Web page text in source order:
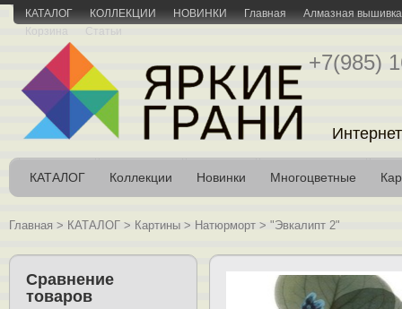
КАТАЛОГ КОЛЛЕКЦИИ НОВИНКИ Главная
Алмазная вышивка
Корзина
Статьи
+7(985)
КАТАЛОГ Коллекции Новинки Многоцветные
Главная > КАТАЛОГ > Картины > Натюрморт > "Эвкалипт 2"
Сравнение
товаров